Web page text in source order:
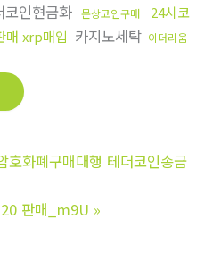
코인현금화 문상코인구매
24시코
매 xrp매입 카지노세탁 이더리움
화폐구매대행 테더코인송금
판매_m9U »